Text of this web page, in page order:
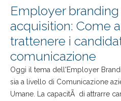
Employer
acquisition: Come
trattenere i
comunicazione
Oggi il tema dell'Employer
sia a livello di Comunicazione
Umane. La capacitÃ di attrarre